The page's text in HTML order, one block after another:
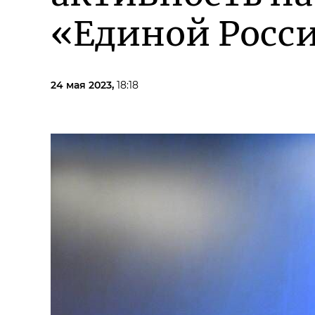
«Единой
24 мая 2023, 18:18